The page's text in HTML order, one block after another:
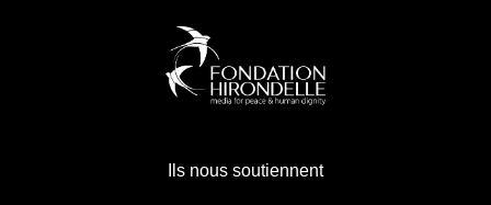
Ils nous soutiennent